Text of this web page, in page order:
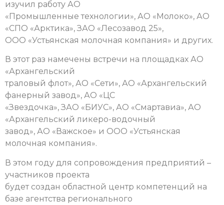
изучил работу АО
«Промышленные технологии», АО «Молоко», АО
«СПО «Арктика», ЗАО «Лесозавод 25»,
ООО «Устьянская молочная компания» и других.
В этот раз намечены встречи на площадках АО
«Архангельский
траловый флот», АО «Сети», АО «Архангельский
фанерный завод», АО «ЦС
«Звездочка», ЗАО «БИУС», АО «Смартавиа», АО
«Архангельский ликеро-водочный
завод», АО «Важское» и ООО «Устьянская
молочная компания».
В этом году для сопровождения предприятий –
участников проекта
будет создан областной центр компетенций на
базе агентства регионального